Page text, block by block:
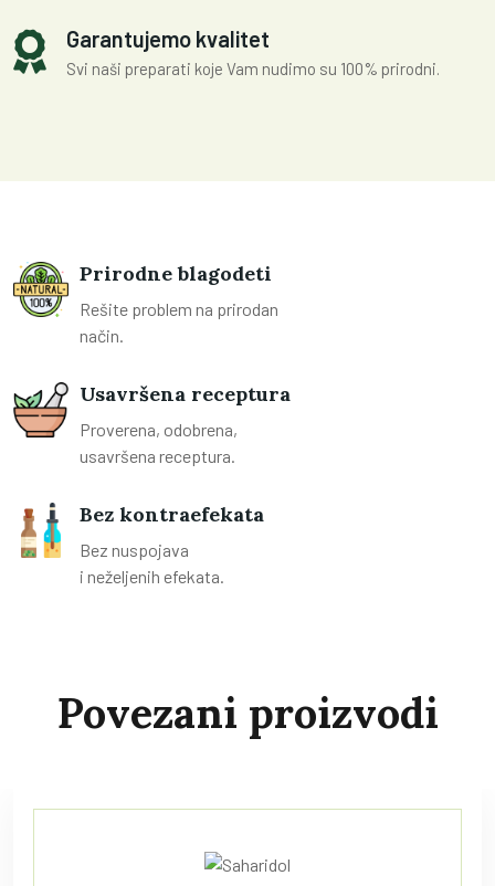
Garantujemo kvalitet
Svi naši preparati koje Vam nudimo su 100% prirodni.
Prirodne blagodeti
Rešite problem na prirodan
način.
Usavršena receptura
Proverena, odobrena,
usavršena receptura.
Bez kontraefekata
Bez nuspojava
i neželjenih efekata.
Povezani proizvodi